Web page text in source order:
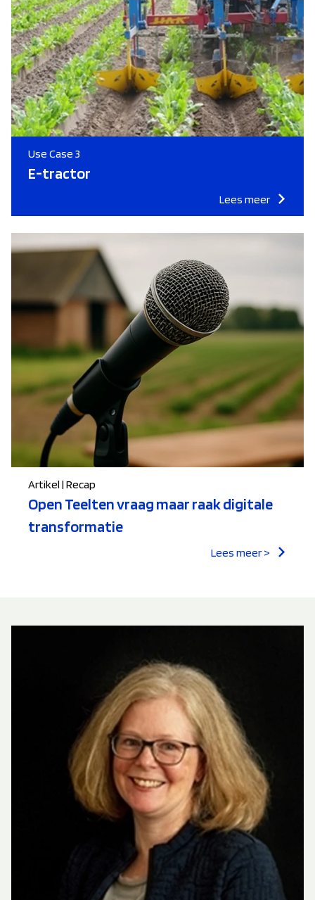
Use Case 3
E-tractor
Lees meer
Artikel | Recap
Open Teelten vraag maar raak digitale
transformatie
Lees meer >